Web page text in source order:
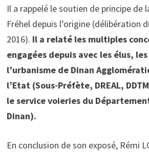
Il a rappelé le soutien de principe de
Fréhel depuis l’origine (délibération
2016). Il a relaté les multiples
engagées depuis avec les élus,
l’urbanisme de Dinan
l’Etat (Sous-Préfète, DREAL,
le service voieries du
Dinan).
En conclusion de son exposé, Rémi